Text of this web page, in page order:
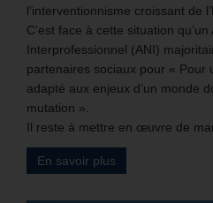
l’interventionnisme croissant de
C’est face à cette situation
Interprofessionnel (ANI)
partenaires sociaux pour « Pour
adapté aux enjeux d’un monde
mutation ».
Il reste à mettre en œuvre de
En savoir plus